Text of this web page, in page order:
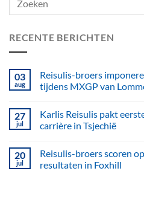
RECENTE BERICHTEN
03
aug
Reisulis-broers
tijdens MXGP van
27
jul
Karlis Reisulis pakt
carrière in Tsjechië
20
jul
Reisulis-broers scoren
resultaten in Foxhill